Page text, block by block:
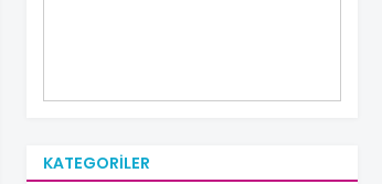
KATEGORILER